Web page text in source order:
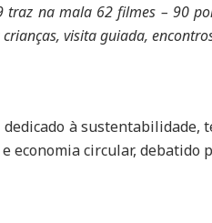
na mala 62 filmes – 90
visita guiada,
à sustentabilidade,
circular, debatido